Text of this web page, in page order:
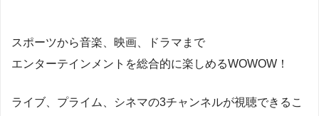
スポーツから音楽、映画、ドラマまで
エンターテインメントを総合的に楽しめるWOWOW！
ライブ、プライム、シネマの3チャンネルが視聴できるこ